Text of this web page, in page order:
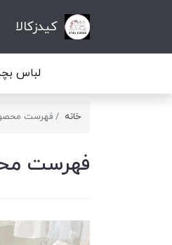
کیدزکالا
لباس
خانه فهرست
فهرست